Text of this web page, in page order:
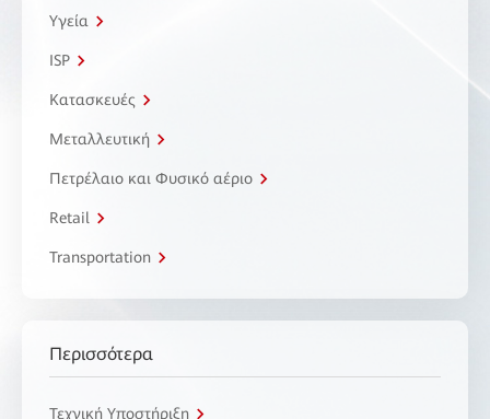
Υγεία
ISP
Κατασκευές
Μεταλλευτική
Πετρέλαιο και Φυσικό αέριο
Retail
Transportation
Περισσότερα
Τεχνική Υποστήριξη